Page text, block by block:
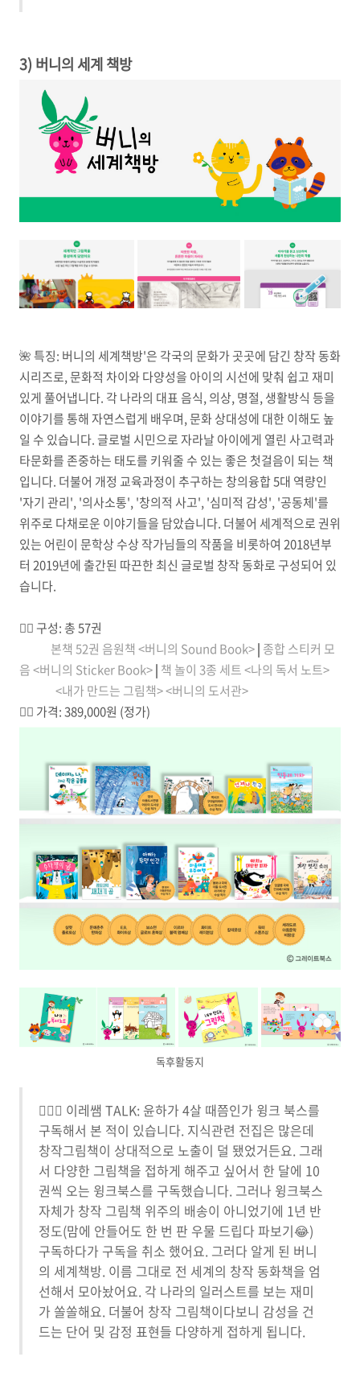
3) 버니의 세계 책방
🌺특징: 버니의 세계책방'은 각국의 문화가 곳곳에 담긴 창작 동화
시리즈로, 문화적 차이와 다양성을 아이의 시선에 맞춰 쉽고 재미
있게 풀어냅니다. 각 나라의 대표 음식, 의상, 명절, 생활방식 등을
이야기를 통해 자연스럽게 배우며, 문화 상대성에 대한 이해도 높
일 수 있습니다. 글로벌 시민으로 자라날 아이에게 열린 사고력과
타문화를 존중하는 태도를 키워줄 수 있는 좋은 첫걸음이 되는 책
입니다. 더불어 개정 교육과정이 추구하는 창의융합 5대 역량인
'자기 관리', '의사소통', '창의적 사고', '심미적 감성', '공동체'를
위주로 다채로운 이야기들을 담았습니다. 더불어 세계적으로 권위
있는 어린이 문학상 수상 작가님들의 작품을 비롯하여 2018년부
터 2019년에 출간된 따끈한 최신 글로벌 창작 동화로 구성되어 있
습니다.
☝🏼 구성: 총 57권
본책 52권 음원책 <버니의 Sound Book>| 종합 스티커 모
음 <버니의 Sticker Book>| 책 놀이 3종 세트 <나의 독서 노트>
<내가 만드는 그림책> <버니의 도서관>
✌🏼 가격: 389,000원 (정가)
독후활동지
🙋🏻‍♀️ 이레쌤 TALK: 윤하가 4살 때쯤인가 윙크 북스를
구독해서 본 적이 있습니다. 지식관련 전집은 많은데
창작그림책이 상대적으로 노출이 덜 됐었거든요. 그래
서 다양한 그림책을 접하게 해주고 싶어서 한 달에 10
권씩 오는 윙크북스를 구독했습니다. 그러나 윙크북스
자체가 창작 그림책 위주의 배송이 아니었기에 1년 반
정도(맘에 안들어도 한 번 판 우물 드립다 파보기😂)
구독하다가 구독을 취소 했어요. 그러다 알게 된 버니
의 세계책방. 이름 그대로 전 세계의 창작 동화책을 엄
선해서 모아놨어요. 각 나라의 일러스트를 보는 재미
가 쏠쏠해요. 더불어 창작 그림책이다보니 감성을 건
드는 단어 및 감정 표현들 다양하게 접하게 됩니다.